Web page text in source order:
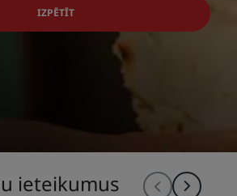
IZPĒTĪT
ieteikumus